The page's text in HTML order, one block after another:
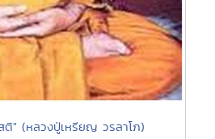
" (หลวงปู่เหรียญ วรลาโภ)